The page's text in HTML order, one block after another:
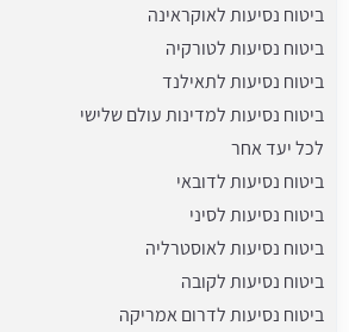
ביטוח נסיעות לאוקראינה
ביטוח נסיעות לטורקיה
ביטוח נסיעות לתאילנד
ביטוח נסיעות למדינות עולם שלישי
לכל יעד אחר
ביטוח נסיעות לדובאי
ביטוח נסיעות לסיני
ביטוח נסיעות לאוסטרליה
ביטוח נסיעות לקובה
ביטוח נסיעות לדרום אמריקה